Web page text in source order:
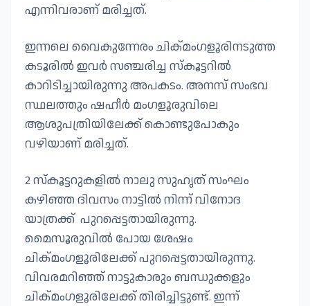
എന്നിവരാണ് മരിച്ചത്.
ഇന്നലെ വൈകുന്നേരം ചിക്മംഗളൂരിനടുത്ത
കടൂരിൽ ഇവർ സഞ്ചരിച്ച സ്കൂട്ടറിൽ
കാറിടിച്ചായിരുന്നു അപകടം. അനസ് സംഭവ
സ്ഥലത്തും ഷഹീർ മംഗളൂരുവിലെ
ആശുപത്രിയിലേക്ക് കൊണ്ടുപോകും
വഴിയാണ് മരിച്ചത്.
2 സ്കൂട്ടറുകളിൽ നാലു സുഹൃത് സംഘം
കഴിഞ്ഞ ദിവസം നാട്ടിൽ നിന്ന് വിനോദ
യാത്രക്ക് പുറപ്പെട്ടതായിരുന്നു.
മൈസൂരുവിൽ പോയ ശേഷം
ചിക്മംഗളൂരിലേക്ക് പുറപ്പെട്ടതായിരുന്നു.
വിവരമറിഞ്ഞ് നാട്ടുകാരും ബന്ധുക്കളും
ചിക്മംഗളൂരിലേക്ക് തിരിച്ചിട്ടുണ്ട്. ഇന്ന്